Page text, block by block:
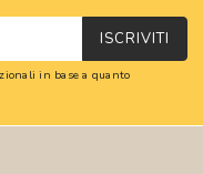
ISCRIVITI
in base a quanto